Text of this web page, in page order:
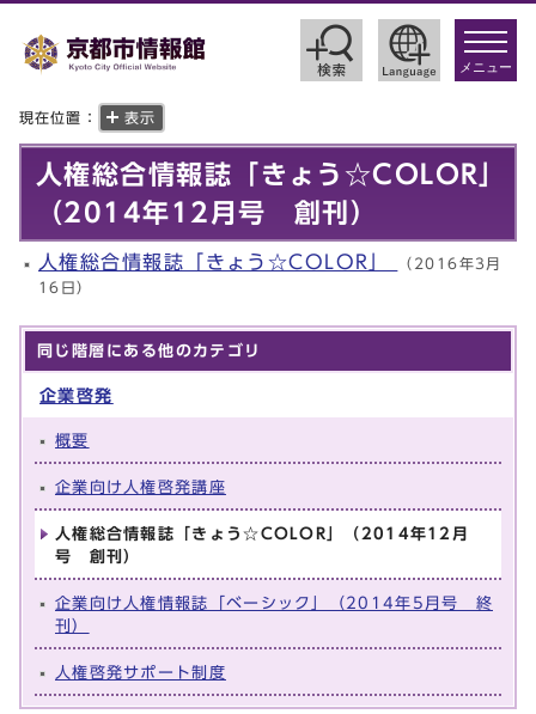
toggle
メニュー
現在位置： 表示
人権総合情報誌「きょう☆COLOR」
（2014年12月号 創刊）
人権総合情報誌「きょう☆COLOR」 （2016年3月
16日）
同じ階層にある他のカテゴリ
企業啓発
概要
企業向け人権啓発講座
人権総合情報誌「きょう☆COLOR」（2014年12月
号 創刊）
企業向け人権情報誌「ベーシック」（2014年5月号 終
刊）
人権啓発サポート制度